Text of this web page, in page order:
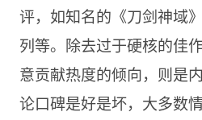
评，如知名的《刀剑神域
列等。除去过于硬核的佳
意贡献热度的倾向，则
论口碑是好是坏，大多数